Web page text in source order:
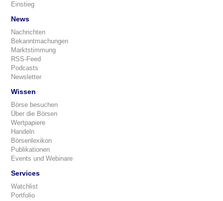
Einstieg
News
Nachrichten
Bekanntmachungen
Marktstimmung
RSS-Feed
Podcasts
Newsletter
Wissen
Börse besuchen
Über die Börsen
Wertpapiere
Handeln
Börsenlexikon
Publikationen
Events und Webinare
Services
Watchlist
Portfolio